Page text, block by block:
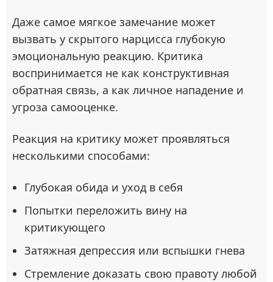
Даже самое мягкое замечание может
вызвать у скрытого нарцисса глубокую
эмоциональную реакцию. Критика
воспринимается не как конструктивная
обратная связь, а как личное нападение и
угроза самооценке.
Реакция на критику может проявляться
несколькими способами:
Глубокая обида и уход в себя
Попытки переложить вину на
критикующего
Затяжная депрессия или вспышки гнева
Стремление доказать свою правоту любой